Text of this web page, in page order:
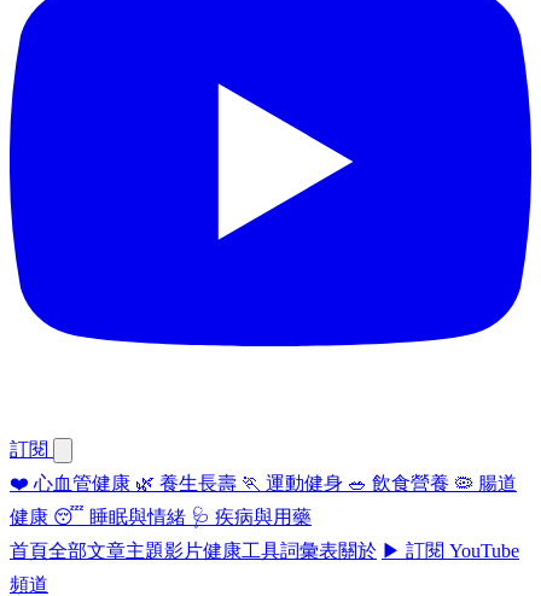
訂閱
❤️ 心血管健康 🌿 養生長壽 🏃 運動健身 🥗 飲食營養 🦠 腸道
健康 😴 睡眠與情緒 🩺 疾病與用藥
首頁全部文章主題影片健康工具詞彙表關於 ▶ 訂閱 YouTube
頻道